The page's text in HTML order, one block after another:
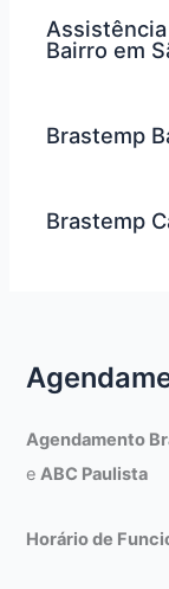
Bairro em
Brastemp
Brastemp
Agendamento
eABC Paulista
Horário de